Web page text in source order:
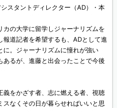
スタントディレクター（AD）・本
の大学に留学しジャーナリズムを
道記者を希望するも、ADとして進
。ジャーナリズムに憧れが強い
るが、進藤と出会ったことで今後
義をかざす者、志に燃える者、視聴
なくその日が暮らせればいいと思